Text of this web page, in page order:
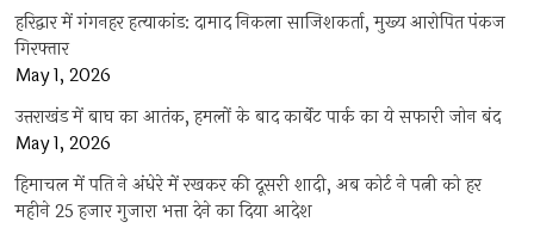
हरिद्वार में गंगनहर हत्याकांड: दामाद निकला साजिशकर्ता, मुख्य आरोपित पंकज
गिरफ्तार
May 1, 2026
उत्तराखंड में बाघ का आतंक, हमलों के बाद कार्बेट पार्क का ये सफारी जोन बंद
May 1, 2026
हिमाचल में पति ने अंधेरे में रखकर की दूसरी शादी, अब कोर्ट ने पत्नी को हर
महीने 25 हजार गुजारा भत्ता देने का दिया आदेश